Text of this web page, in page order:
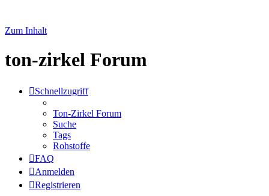
Zum Inhalt
ton-zirkel Forum
Schnellzugriff
Ton-Zirkel Forum
Suche
Tags
Rohstoffe
FAQ
Anmelden
Registrieren